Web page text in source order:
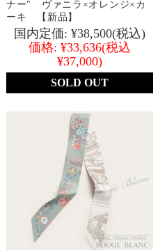
ナー" ヴァニラ×オレンジ×カ
ーキ 【新品】
国内定価: ¥38,500(税込)
価格: ¥33,636(税込
¥37,000)
SOLD OUT